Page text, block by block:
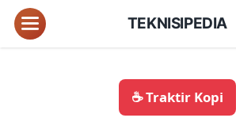
TEKNISIPEDIA
☕ Traktir Kopi